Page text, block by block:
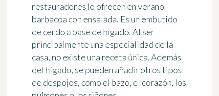
restauradores lo ofrecen en verano
barbacoa con ensalada. Es un embutido
de cerdo a base de hígado. Al ser
principalmente una especialidad de la
casa, no existe una receta única. Además
del hígado, se pueden añadir otros tipos
de despojos, como el bazo, el corazón, los